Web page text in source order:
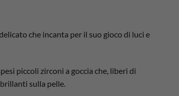
che incanta per il suo gioco di luci e
piccoli zirconi a goccia che, liberi di
sulla pelle.